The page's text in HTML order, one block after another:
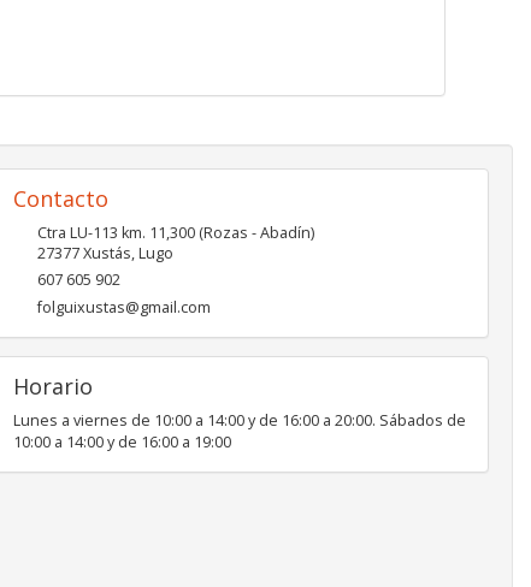
Contacto
Ctra LU-113 km. 11,300 (Rozas - Abadín)
27377Xustás,Lugo
607 605 902
folguixustas@gmail.com
Horario
Lunes a viernes de 10:00 a 14:00 y de 16:00 a 20:00. Sábados de
10:00 a 14:00 y de 16:00 a 19:00